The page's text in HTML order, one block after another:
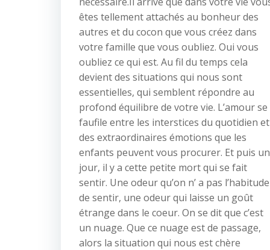
êtes tellement attachés au bonheur des
autres et du cocon que vous créez dans
votre famille que vous oubliez. Oui vous
oubliez ce qui est. Au fil du temps cela
devient des situations qui nous sont
essentielles, qui semblent répondre au
profond équilibre de votre vie. L’amour se
faufile entre les interstices du quotidien et
des extraordinaires émotions que les
enfants peuvent vous procurer. Et puis un
jour, il y a cette petite mort qui se fait
sentir. Une odeur qu’on n’ a pas l’habitude
de sentir, une odeur qui laisse un goût
étrange dans le coeur. On se dit que c’est
un nuage. Que ce nuage est de passage,
alors la situation qui nous est chère